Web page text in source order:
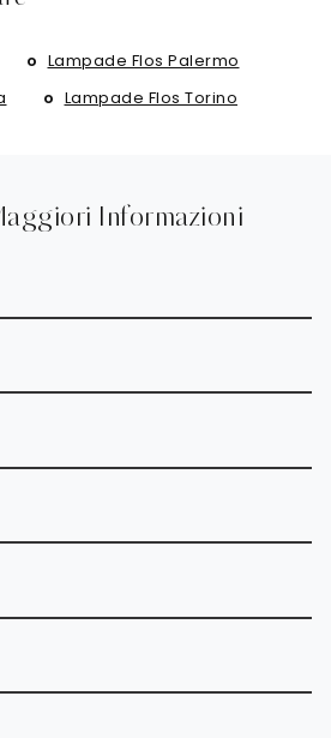
Lampade Flos Palermo
Lampade Flos Torino
Informazioni